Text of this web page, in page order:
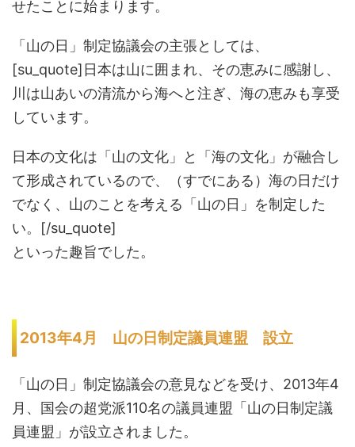
せたことに始まります。
「山の日」制定協議会の主張としては、
[su_quote]日本は山に囲まれ、その恵みに感謝し、
川は山あいの清流から海へと注ぎ、海の恵みも享受
しています。
日本の文化は「山の文化」と「海の文化」が融合し
て形成されているので、（すでにある）海の日だけ
でなく、山のことを考える「山の日」を制定した
い。[/su_quote]
といった趣旨でした。
2013年4月 山の日制定議員連盟 設立
「山の日」制定協議会の意見などを受け、2013年4
月、国会の超党派110名の議員連盟「山の日制定議
員連盟」が設立されました。